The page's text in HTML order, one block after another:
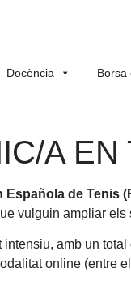
Docència Borsa
A EN
Española de Tenis
vulguin ampliar
intensiu, amb un total
online (entre